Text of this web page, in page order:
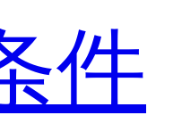
件